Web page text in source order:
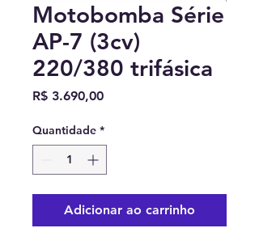
Motobomba Série
AP-7 (3cv)
220/380 trifásica
R$ 3.690,00Preço
Quantidade *
Adicionar ao carrinho